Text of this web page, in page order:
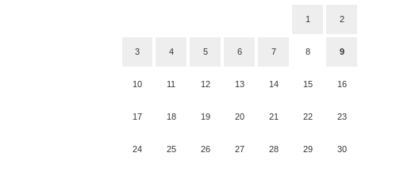
1 2
3 4 5 6 7 8 9
10 11 12 13 14 15 16
17 18 19 20 21 22 23
24 25 26 27 28 29 30